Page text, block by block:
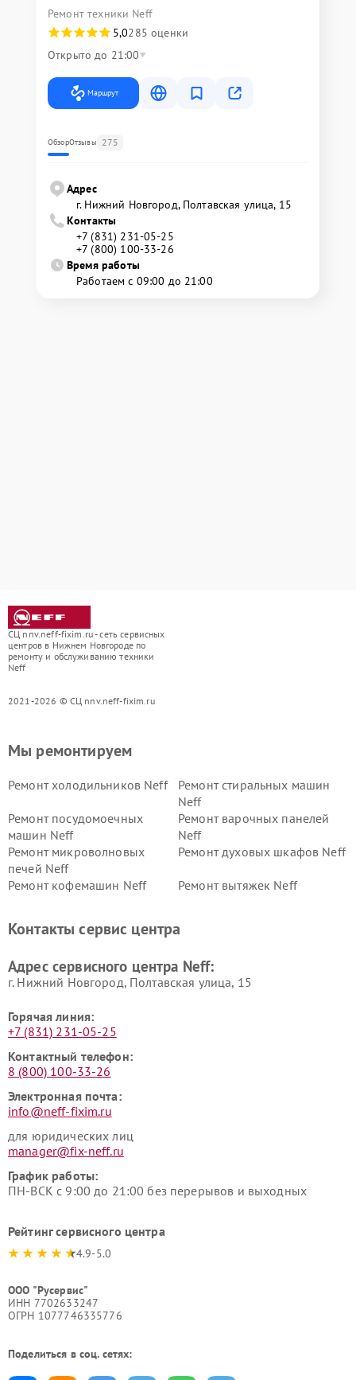
Ремонт техники Neff
5,0285 оценки
Открыто до 21:00
Маршрут
ОбзорОтзывы 275
Адрес
г. Нижний Новгород, Полтавская улица, 15
Контакты
+7 (831) 231-05-25
+7 (800) 100-33-26
Время работы
Работаем с 09:00 до 21:00
СЦ nnv.neff-fixim.ru - сеть сервисных
центров в Нижнем Новгороде по
ремонту и обслуживанию техники
Neff
2021-2026 © СЦ nnv.neff-fixim.ru
Мы ремонтируем
Ремонт холодильников Neff
Ремонт стиральных машин
Neff
Ремонт посудомоечных
машин Neff
Ремонт варочных панелей
Neff
Ремонт микроволновых
печей Neff
Ремонт духовых шкафов Neff
Ремонт кофемашин Neff Ремонт вытяжек Neff
Контакты сервис центра
Адрес сервисного центра Neff:
г. Нижний Новгород, Полтавская улица, 15
Горячая линия:
+7 (831) 231-05-25
Контактный телефон:
8 (800) 100-33-26
Электронная почта:
info@neff-fixim.ru
для юридических лиц
manager@fix-neff.ru
График работы:
ПН-ВСК с 9:00 до 21:00 без перерывов и выходных
Рейтинг сервисного центра
4.9-5.0
ООО "Русервис"
ИНН 7702633247
ОГРН 1077746335776
Поделиться в соц. сетях: